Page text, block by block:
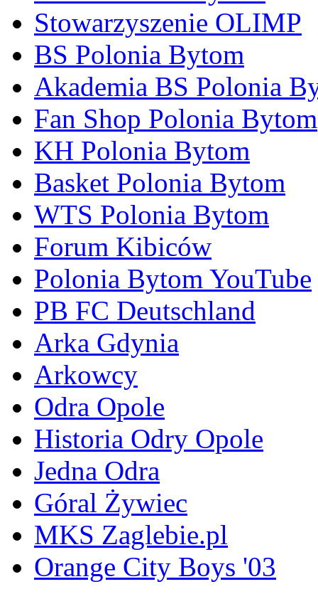
Stowarzyszenie OLIMP
BS Polonia Bytom
Akademia BS Polonia
Fan Shop Polonia Bytom
KH Polonia Bytom
Basket Polonia Bytom
WTS Polonia Bytom
Forum Kibiców
Polonia Bytom YouTube
PB FC Deutschland
Arka Gdynia
Arkowcy
Odra Opole
Historia Odry Opole
Jedna Odra
Góral Żywiec
MKS Zaglebie.pl
Orange City Boys '03